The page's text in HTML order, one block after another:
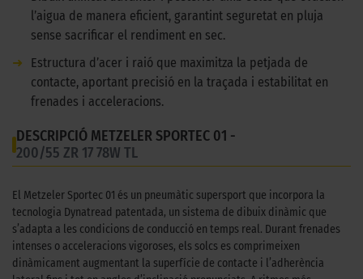
l’aigua de manera eficient, garantint seguretat en pluja
sense sacrificar el rendiment en sec.
➜
Estructura d’acer i raió que maximitza la petjada de
contacte, aportant precisió en la traçada i estabilitat en
frenades i acceleracions.
DESCRIPCIÓ METZELER SPORTEC 01 -
200/55 ZR 17 78W TL
El Metzeler Sportec 01 és un pneumàtic supersport que incorpora la
tecnologia Dynatread patentada, un sistema de dibuix dinàmic que
s’adapta a les condicions de conducció en temps real. Durant frenades
intenses o acceleracions vigoroses, els solcs es comprimeixen
dinàmicament augmentant la superfície de contacte i l’adherència